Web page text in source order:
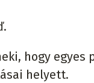
hogy
helyett.